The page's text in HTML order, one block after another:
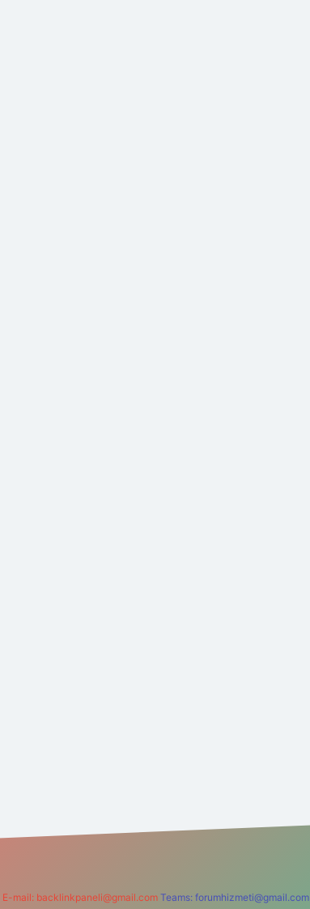
E-mail: backlinkpaneli@gmail.com Teams: forumhizmeti@gmail.com